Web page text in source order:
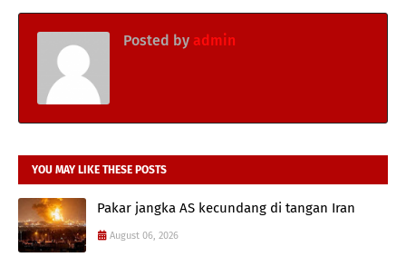
Posted by admin
YOU MAY LIKE THESE POSTS
Pakar jangka AS kecundang di tangan Iran
August 06, 2026